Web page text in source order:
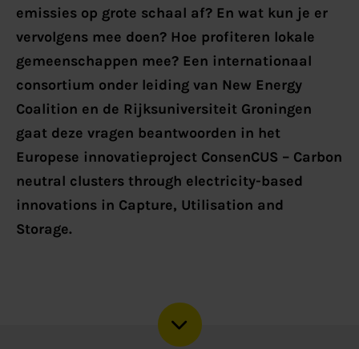
emissies op grote schaal af? En wat kun je er
vervolgens mee doen? Hoe profiteren lokale
gemeenschappen mee? Een internationaal
consortium onder leiding van New Energy
Coalition en de Rijksuniversiteit Groningen
gaat deze vragen beantwoorden in het
Europese innovatieproject ConsenCUS – Carbon
neutral clusters through electricity-based
innovations in Capture, Utilisation and
Storage.